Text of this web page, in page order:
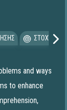
and ways
to enhance